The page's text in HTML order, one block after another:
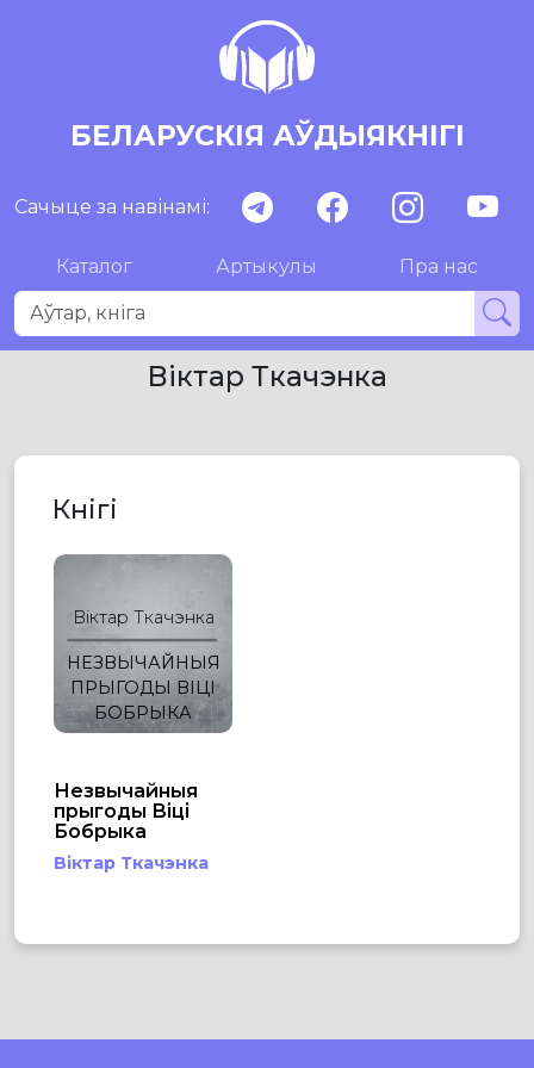
БЕЛАРУСКІЯ АЎДЫЯКНІГІ
Сачыце за навінамі:
Каталог Артыкулы Пра нас
Віктар Ткачэнка
Кнігі
Віктар Ткачэнка
НЕЗВЫЧАЙНЫЯ
ПРЫГОДЫ ВІЦІ
БОБРЫКА
Незвычайныя
прыгоды Віці
Бобрыка
Віктар Ткачэнка